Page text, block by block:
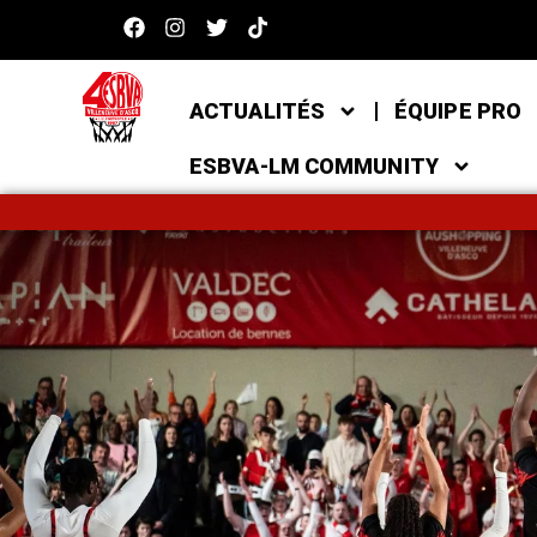
ACTUALITÉS ÉQUIPE PRO
ESBVA-LM COMMUNITY